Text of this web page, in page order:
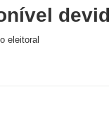
eleitoral